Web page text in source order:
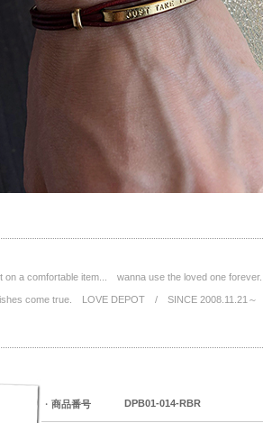
a comfortable item... wanna use the loved one forever...
come true. LOVE DEPOT / SINCE 2008.11.21～
・ 商品番号 DPB01-014-RBR